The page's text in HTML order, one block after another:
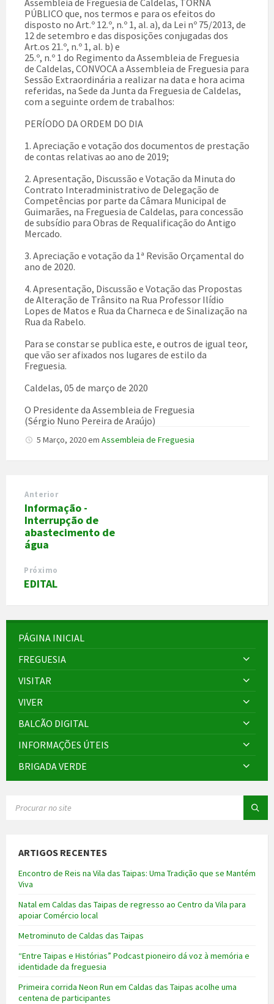
Assembleia de Freguesia de Caldelas, TORNA
PÚBLICO que, nos termos e para os efeitos do
disposto no Art.º 12.º, n.º 1, al. a), da Lei nº 75/2013, de
12 de setembro e das disposições conjugadas dos
Art.os 21.º, n.º 1, al. b) e
25.º, n.º 1 do Regimento da Assembleia de Freguesia
de Caldelas, CONVOCA a Assembleia de Freguesia para
Sessão Extraordinária a realizar na data e hora acima
referidas, na Sede da Junta da Freguesia de Caldelas,
com a seguinte ordem de trabalhos:
PERÍODO DA ORDEM DO DIA
1. Apreciação e votação dos documentos de prestação
de contas relativas ao ano de 2019;
2. Apresentação, Discussão e Votação da Minuta do
Contrato Interadministrativo de Delegação de
Competências por parte da Câmara Municipal de
Guimarães, na Freguesia de Caldelas, para concessão
de subsídio para Obras de Requalificação do Antigo
Mercado.
3. Apreciação e votação da 1ª Revisão Orçamental do
ano de 2020.
4. Apresentação, Discussão e Votação das Propostas
de Alteração de Trânsito na Rua Professor Ilídio
Lopes de Matos e Rua da Charneca e de Sinalização na
Rua da Rabelo.
Para se constar se publica este, e outros de igual teor,
que vão ser afixados nos lugares de estilo da
Freguesia.
Caldelas, 05 de março de 2020
O Presidente da Assembleia de Freguesia
(Sérgio Nuno Pereira de Araújo)
5 Março, 2020em Assembleia de Freguesia
Anterior
Informação -
Interrupção de
abastecimento de
água
Próximo
EDITAL
PÁGINA INICIAL
FREGUESIA
VISITAR
VIVER
BALCÃO DIGITAL
INFORMAÇÕES ÚTEIS
BRIGADA VERDE
ARTIGOS RECENTES
Encontro de Reis na Vila das Taipas: Uma Tradição que se Mantém
Viva
Natal em Caldas das Taipas de regresso ao Centro da Vila para
apoiar Comércio local
Metrominuto de Caldas das Taipas
“Entre Taipas e Histórias” Podcast pioneiro dá voz à memória e
identidade da freguesia
Primeira corrida Neon Run em Caldas das Taipas acolhe uma
centena de participantes